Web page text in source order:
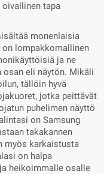
tapa
monenlaisia
lompakkomallinen
ja ne
osan eli näytön. Mikäli
tällöin hyvä
jotka peittävät
puhelimen näyttö
on Samsung
takakannen
myös karkaistusta
on halpa
heikoimmalle osalle